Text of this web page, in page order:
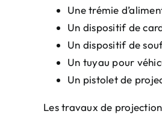
Une trémie
Un dispositif de
Un dispositif de
Un tuyau pour
Un pistolet de
Les travaux de